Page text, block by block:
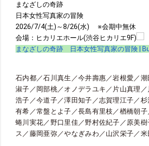
まなざしの奇跡
日本女性写真家の冒険
2026/7/4(土) ～8/26(水)
※会期中無休
会場：ヒカリエホール(渋谷ヒカリエ9F)
まなざしの奇跡 日本女性写真家の冒険 |
石内都／石川真生／今井壽惠／岩根愛／
淑子／ 岡部桃／オノデラユキ／片山真理
浩子／今道子／澤田知子／志賀理江子／杉
有希／常盤とよ子／長島有里枝／楢橋朝
蜷川実花／野口里佳／野村佐紀子／原美
ス／藤岡亜弥／やなぎみわ／山沢栄子／